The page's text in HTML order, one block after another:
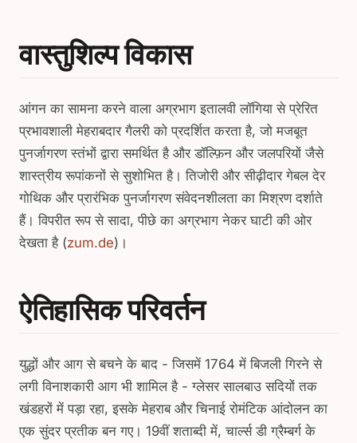
वास्तुशिल्प विकास
आंगन का सामना करने वाला अग्रभाग इतालवी लॉगिया से प्रेरित
प्रभावशाली मेहराबदार गैलरी को प्रदर्शित करता है, जो मजबूत
पुनर्जागरण स्तंभों द्वारा समर्थित है और डॉल्फ़िन और जलपरियों जैसे
शास्त्रीय रूपांकनों से सुशोभित है। तिजोरी और सीढ़ीदार गेबल देर
गोथिक और प्रारंभिक पुनर्जागरण संवेदनशीलता का मिश्रण दर्शाते
हैं। विपरीत रूप से सादा, पीछे का अग्रभाग नेकर घाटी की ओर
देखता है (zum.de)।
ऐतिहासिक परिवर्तन
युद्धों और आग से बचने के बाद - जिसमें 1764 में बिजली गिरने से
लगी विनाशकारी आग भी शामिल है - ग्लेसर सालबाउ सदियों तक
खंडहरों में पड़ा रहा, इसके मेहराब और चिनाई रोमंटिक आंदोलन का
एक सुंदर प्रतीक बन गए। 19वीं शताब्दी में, चार्ल्स डी ग्रैम्बर्ग के